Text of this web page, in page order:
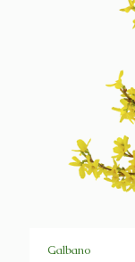
Galbano